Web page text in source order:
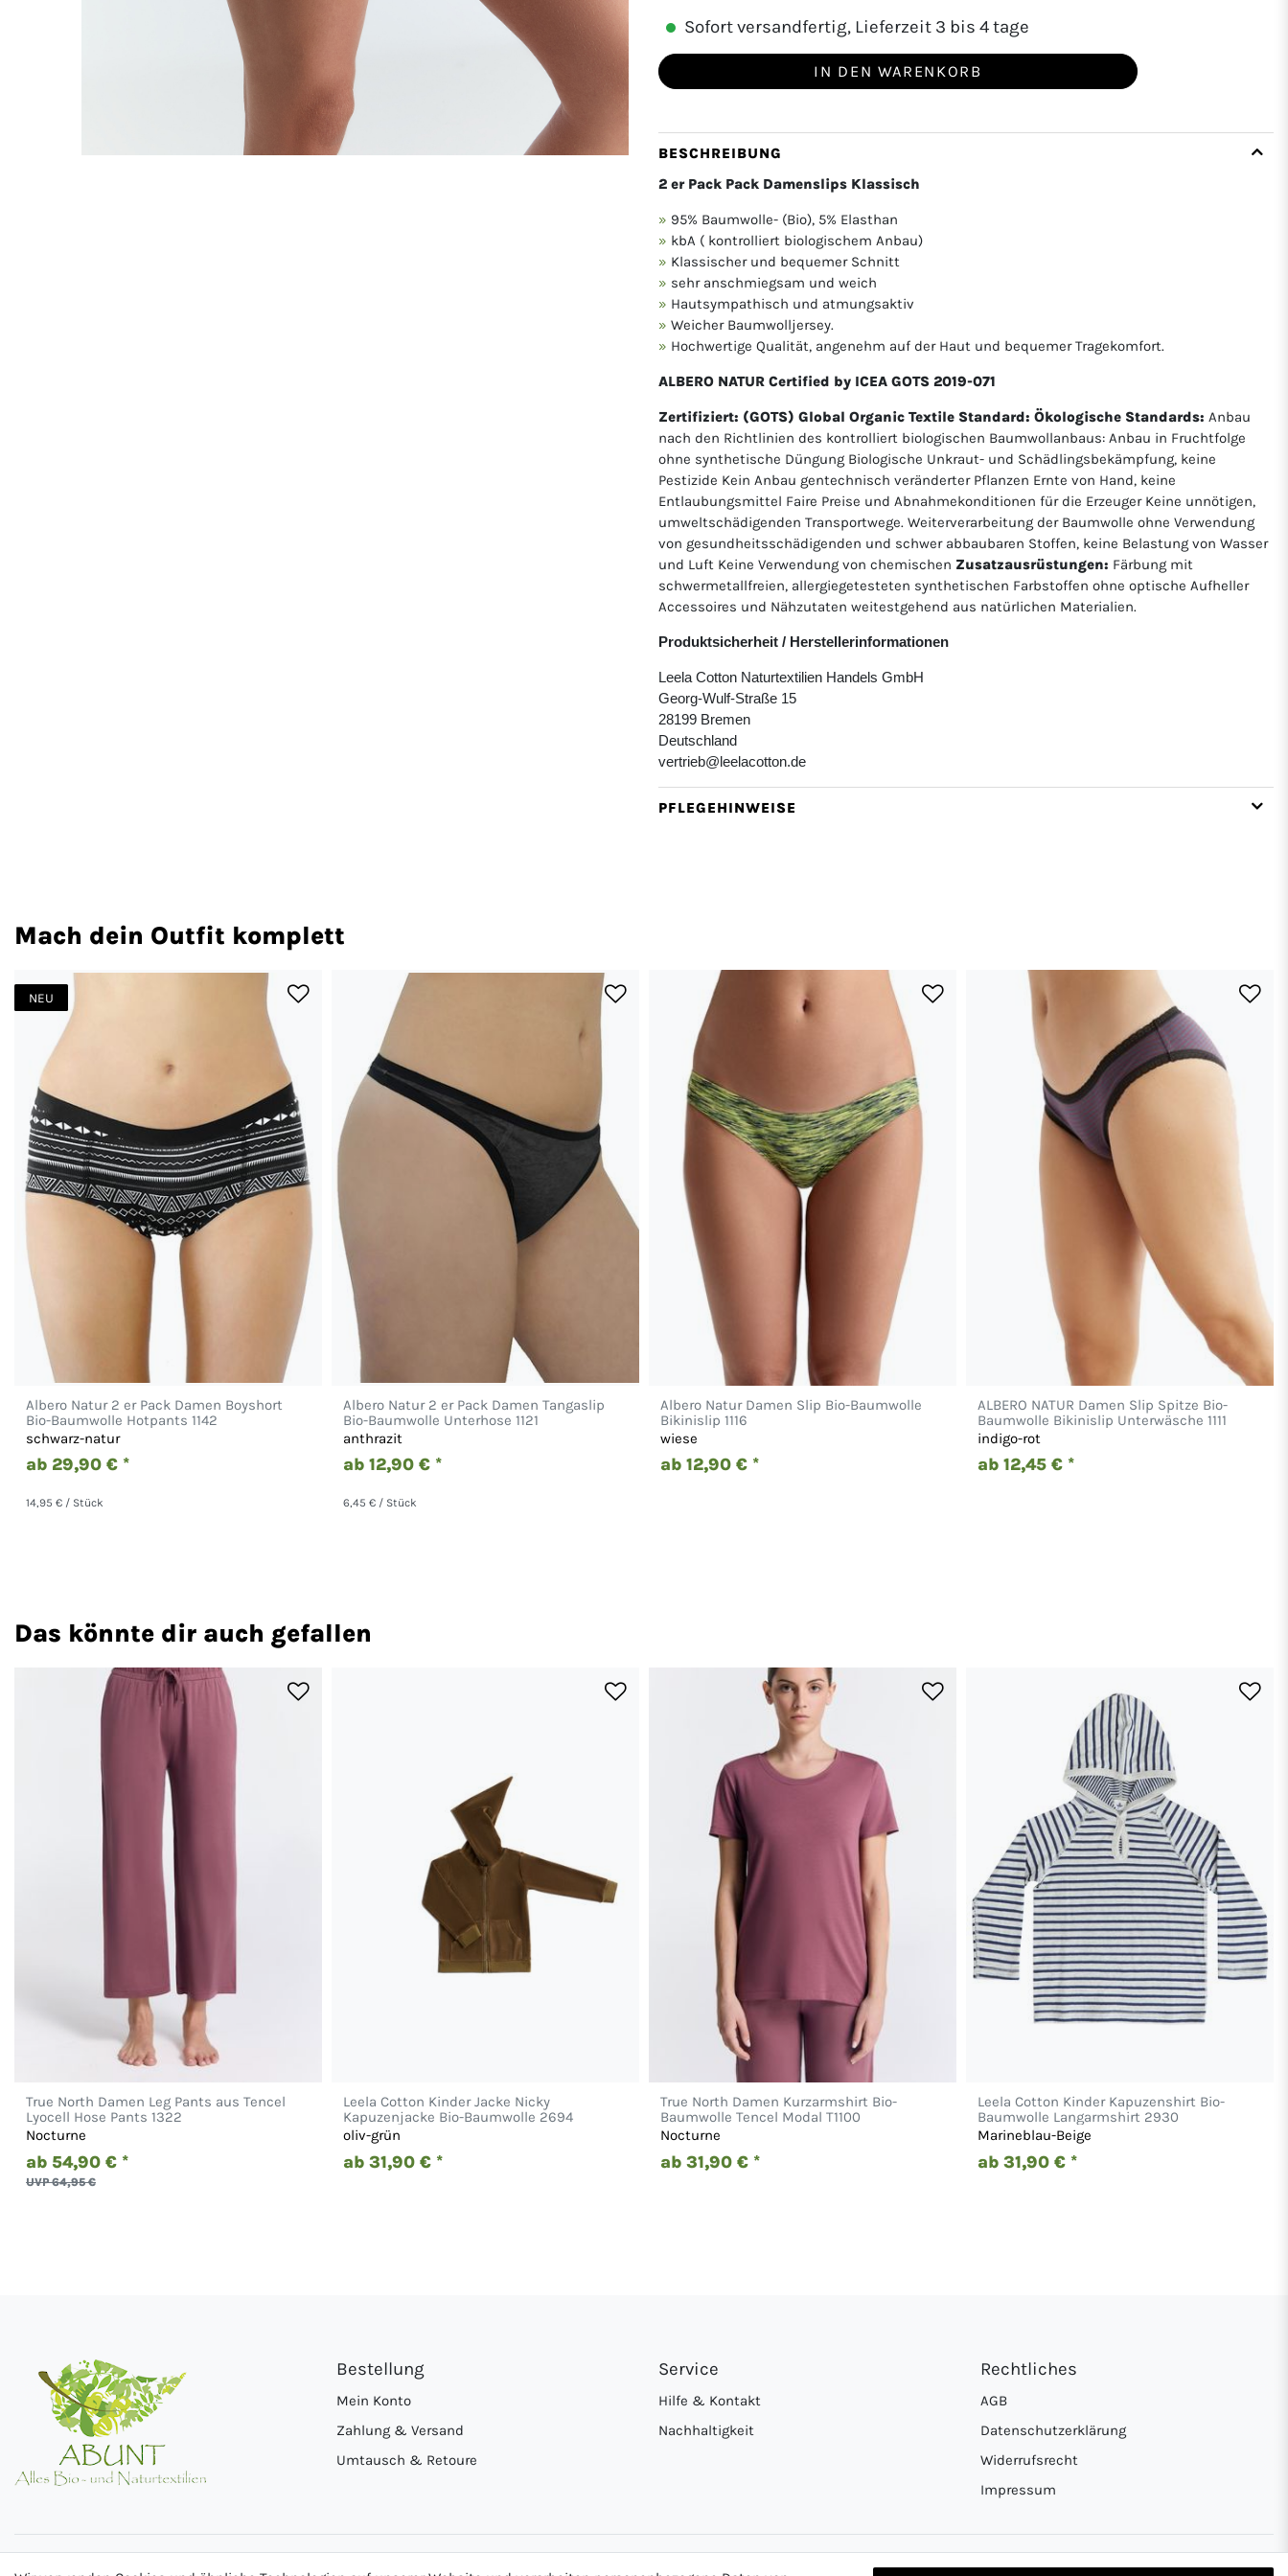
Sofort versandfertig, Lieferzeit 3 bis 4 tage
IN DEN WARENKORB
BESCHREIBUNG
2 er Pack Pack Damenslips Klassisch
95% Baumwolle- (Bio), 5% Elasthan
kbA ( kontrolliert biologischem Anbau)
Klassischer und bequemer Schnitt
sehr anschmiegsam und weich
Hautsympathisch und atmungsaktiv
Weicher Baumwolljersey.
Hochwertige Qualität, angenehm auf der Haut und bequemer Tragekomfort.
ALBERO NATUR Certified by ICEA GOTS 2019-071
Zertifiziert: (GOTS) Global Organic Textile Standard: Ökologische Standards: Anbau
nach den Richtlinien des kontrolliert biologischen Baumwollanbaus: Anbau in Fruchtfolge
ohne synthetische Düngung Biologische Unkraut- und Schädlingsbekämpfung, keine
Pestizide Kein Anbau gentechnisch veränderter Pflanzen Ernte von Hand, keine
Entlaubungsmittel Faire Preise und Abnahmekonditionen für die Erzeuger Keine unnötigen,
umweltschädigenden Transportwege. Weiterverarbeitung der Baumwolle ohne Verwendung
von gesundheitsschädigenden und schwer abbaubaren Stoffen, keine Belastung von Wasser
und Luft Keine Verwendung von chemischen Zusatzausrüstungen: Färbung mit
schwermetallfreien, allergiegetesteten synthetischen Farbstoffen ohne optische Aufheller
Accessoires und Nähzutaten weitestgehend aus natürlichen Materialien.
Produktsicherheit / Herstellerinformationen
Leela Cotton Naturtextilien Handels GmbH
Georg-Wulf-Straße 15
28199 Bremen
Deutschland
vertrieb@leelacotton.de
PFLEGEHINWEISE
Mach dein Outfit komplett
NEU
Albero Natur 2 er Pack Damen Boyshort
Bio-Baumwolle Hotpants 1142
schwarz-natur
ab 29,90 € *
14,95 € / Stück
Albero Natur 2 er Pack Damen Tangaslip
Bio-Baumwolle Unterhose 1121
anthrazit
ab 12,90 € *
6,45 € / Stück
Albero Natur Damen Slip Bio-Baumwolle
Bikinislip 1116
wiese
ab 12,90 € *
ALBERO NATUR Damen Slip Spitze Bio-
Baumwolle Bikinislip Unterwäsche 1111
indigo-rot
ab 12,45 € *
Das könnte dir auch gefallen
True North Damen Leg Pants aus Tencel
Lyocell Hose Pants 1322
Nocturne
UVP 64,95 €
ab 54,90 € *
Leela Cotton Kinder Jacke Nicky
Kapuzenjacke Bio-Baumwolle 2694
oliv-grün
ab 31,90 € *
True North Damen Kurzarmshirt Bio-
Baumwolle Tencel Modal T1100
Nocturne
ab 31,90 € *
Leela Cotton Kinder Kapuzenshirt Bio-
Baumwolle Langarmshirt 2930
Marineblau-Beige
ab 31,90 € *
Bestellung
Mein Konto
Zahlung & Versand
Umtausch & Retoure
Service
Hilfe & Kontakt
Nachhaltigkeit
Rechtliches
AGB
Datenschutzerklärung
Widerrufsrecht
Impressum